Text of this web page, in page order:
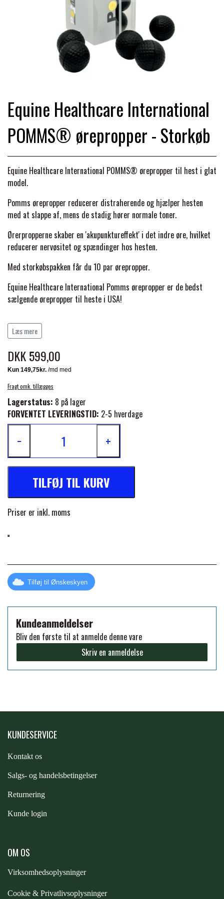
DÆKKENER & TILBEHØR
BANDAGER & BENBESKYTTELSE
TILSKUD & VITAMINER
LONGERING
TRANSPORT UDSTYR
TERAPI PRODUKTER
JAKKER & VESTE
SKO & STØVLER
SIKKERHEDSVESTE
HANDSKER
STRØMPER
HUER & HALSTØRKLÆDER
GAVEARTIKLER VOKSNE
STRIGLEKASSER & STALDSKABE
SÅRPLEJE & STALDAPOTEK
SHAMPOO & SHINER
HOVPLEJE
LÆDER & UDSTYRSPLEJE
KLIPPEMASKINER & STØVSUGERE
INSEKTBESKYTTELSE
HESTEBOLCHER & TREATS
TILSKUD & VITAMINER
SKO & SMEDEVÆRKTØJ
TRAV & GALOP
SEJRSDÆKKENER
TRAVUDSTYR MED NAVN
GRIMER & TRÆKTOV
SELER & TILBEHØR
HOVEDLAG & TILBEHØR
GAMSCHER & BANDAGER
TRAVDÆKKEN & TILBEHØR
SKO & VÆRKTØJ
VOGNE & TILBEHØR
MONTÉ
GALOP
KRAFFT FODER
PREMIER EQUINE REGN - &
OVERGANGSDÆKKEN
PREMIER EQUINE VINTERDÆKKEN
PREMIER EQUINE STALDDÆKKEN
PREMIER EQUINE LINERS & DÆKKEN
TILBEHØR
PREMIER EQUINE WALKER & RIDEDÆKKEN
PREMIER EQUINE INSEKTBESKYTTELSE
PREMIER EQUINE MAGNET & INFRARØD
PREMIER EQUINE GRIMER & TRÆKTOV
PREMIER EQUINE TRENSE & TILBEHØR
PREMIER EQUINE SADLER
PREMIER EQUINE SADEL TILBEHØR
PREMIER EQUINE PADS
PREMIER EQUINE BENBESKYTTELSE
PREMIER EQUINE TRANSPORT
BESKYTTELSE
PREMIER EQUINE GROOMING & STALD
BRANDS
BACK ON TRACK
CARR & DAY & MARTIN
CUSTOM
FENWICK LIQUID TITANIUM®
FORAN EQUINE
GP TACK
HEVARI
JACKS
KÄLLQUIST EQUESTIAN
LEMIEUX
RACING TACK
Equine Healthcare International
POMMS® ørepropper - Storkøb
Equine Healthcare International POMMS® ørepropper til hest i glat
model.
Pomms ørepropper reducerer distraherende og hjælper hesten
med at slappe af, mens de stadig hører normale toner.
Ørerpropperne skaber en 'akupunktureffekt' i det indre øre, hvilket
reducerer nervøsitet og spændinger hos hesten.
Med storkøbspakken får du 10 par ørepropper.
Equine Healthcare International Pomms ørepropper er de bedst
sælgende ørepropper til heste i USA!
Læs mere
DKK 599,00
Fragt omk. tillægges
Lagerstatus: 8 på lager
FORVENTET LEVERINGSTID: 2-5 hverdage
− +
TILFØJ TIL KURV
Priser er inkl. moms
Tilføj til Ønskeskyen
Kundeanmeldelser
Bliv den første til at anmelde denne vare
Skriv en anmeldelse
KUNDESERVICE
Kontakt os
Salgs- og handelsbetingelser
Returnering
Kunde login
OM OS
Virksomhedsoplysninger
Cookie & Privatlivsoplysninger